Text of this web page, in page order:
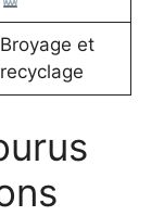
Broyage et
recyclage